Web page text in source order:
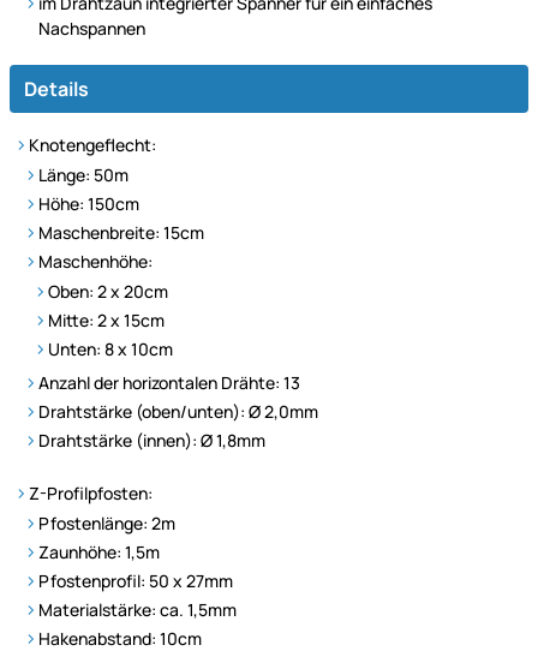
Nachspannen
Details
Knotengeflecht:
Länge: 50m
Höhe: 150cm
Maschenbreite: 15cm
Maschenhöhe:
Oben: 2 x 20cm
Mitte: 2 x 15cm
Unten: 8 x 10cm
Anzahl der horizontalen Drähte: 13
Drahtstärke (oben/unten): Ø 2,0mm
Drahtstärke (innen): Ø 1,8mm
Z-Profilpfosten:
Pfostenlänge: 2m
Zaunhöhe: 1,5m
Pfostenprofil: 50 x 27mm
Materialstärke: ca. 1,5mm
Hakenabstand: 10cm